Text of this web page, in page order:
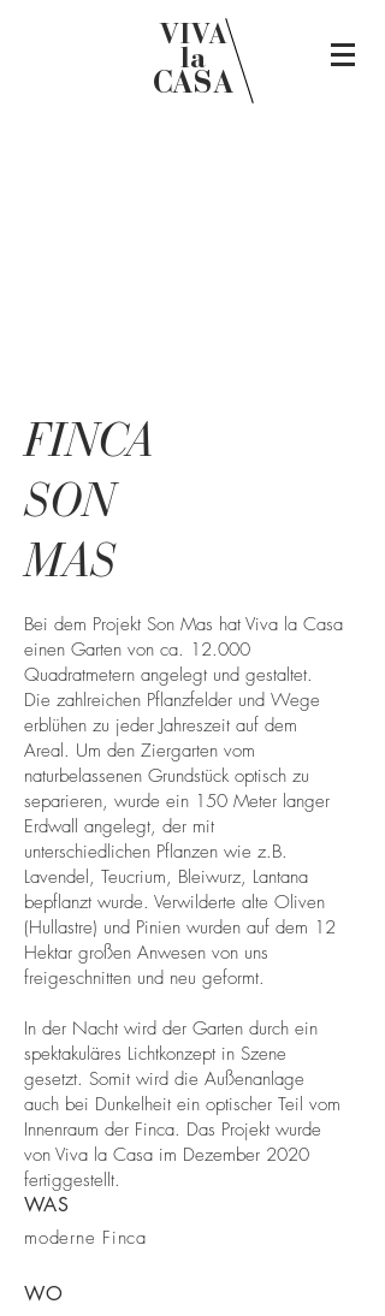
VIVA
la
CASA
FINCA
SON
MAS
Bei dem Projekt Son Mas hat Viva la Casa
einen Garten von ca. 12.000
Quadratmetern angelegt und gestaltet.
Die zahlreichen Pflanzfelder und Wege
erblühen zu jeder Jahreszeit auf dem
Areal. Um den Ziergarten vom
naturbelassenen Grundstück optisch zu
separieren, wurde ein 150 Meter langer
Erdwall angelegt, der mit
unterschiedlichen Pflanzen wie z.B.
Lavendel, Teucrium, Bleiwurz, Lantana
bepflanzt wurde. Verwilderte alte Oliven
(Hullastre) und Pinien wurden auf dem 12
Hektar großen Anwesen von uns
freigeschnitten und neu geformt.
In der Nacht wird der Garten durch ein
spektakuläres Lichtkonzept in Szene
gesetzt. Somit wird die Außenanlage
auch bei Dunkelheit ein optischer Teil vom
Innenraum der Finca. Das Projekt wurde
von Viva la Casa im Dezember 2020
fertiggestellt.
WAS
moderne Finca
WO